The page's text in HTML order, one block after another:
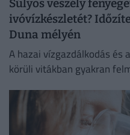
Súlyos veszély
ivóvízkészletét?
Duna mélyén
A hazai vízgazdálkodás és
körüli vitákban gyakran
évszázados,...